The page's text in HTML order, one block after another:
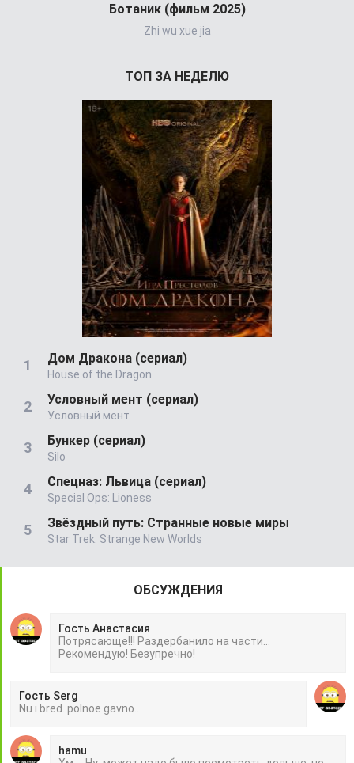
Ботаник (фильм 2025)
Zhi wu xue jia
ТОП ЗА НЕДЕЛЮ
Дом Дракона (сериал)
House of the Dragon
Условный мент (сериал)
Условный мент
Бункер (сериал)
Silo
Спецназ: Львица (сериал)
Special Ops: Lioness
Звёздный путь: Странные новые миры
Star Trek: Strange New Worlds
ОБСУЖДЕНИЯ
Гость Анастасия
Потрясающе!!! Раздербанило на части...
Рекомендую! Безупречно!
Гость Serg
Nu i bred..polnoe gavno..
hamu